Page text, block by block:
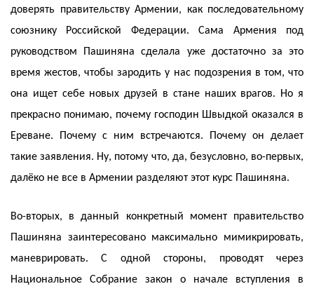
доверять правительству Армении, как последовательному
союзнику Российской Федерации. Сама Армения под
руководством Пашиняна сделала уже достаточно за это
время жестов, чтобы зародить у нас подозрения в том, что
она ищет себе новых друзей в стане наших врагов. Но я
прекрасно понимаю, почему господин Швыдкой оказался в
Ереване. Почему с ним встречаются. Почему он делает
такие заявления. Ну, потому что, да, безусловно, во-первых,
далёко не все в Армении разделяют этот курс Пашиняна.
Во-вторых, в данный конкретный момент правительство
Пашиняна заинтересовано максимально мимикрировать,
маневрировать. С одной стороны, проводят через
Национальное Собрание закон о начале вступления в